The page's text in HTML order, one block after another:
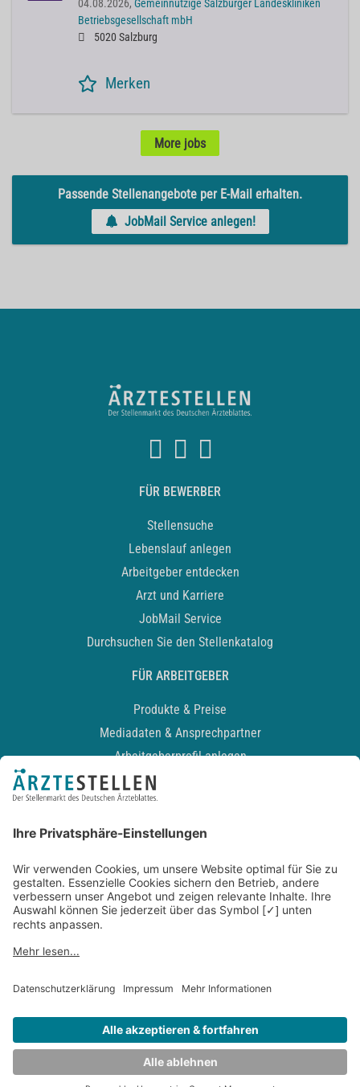
04.08.2026, Gemeinnützige Salzburger Landeskliniken
Betriebsgesellschaft mbH
5020 Salzburg
Merken
More jobs
Passende Stellenangebote per E-Mail erhalten.
JobMail Service anlegen!
FÜR BEWERBER
Stellensuche
Lebenslauf anlegen
Arbeitgeber entdecken
Arzt und Karriere
JobMail Service
Durchsuchen Sie den Stellenkatalog
FÜR ARBEITGEBER
Produkte & Preise
Mediadaten & Ansprechpartner
Arbeitgeberprofil anlegen
Recruiting-Podcast
Kontakt
Datenschutz
Newsletter